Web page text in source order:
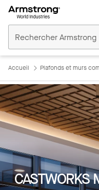
Accueil Plafonds et murs
CASTWORKS